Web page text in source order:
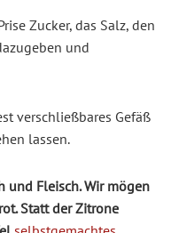
Zucker, das Salz, den
und
verschließbares Gefäß
lassen.
und Fleisch. Wir mögen
Statt der Zitrone